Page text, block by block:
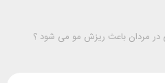
در مردان باعث ریزش مو می شود ؟